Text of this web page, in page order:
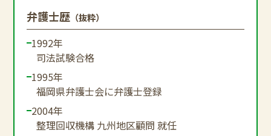
弁護士歴 （抜粋）
1992年
司法試験合格
1995年
福岡県弁護士会に弁護士登録
2004年
整理回収機構 九州地区顧問 就任